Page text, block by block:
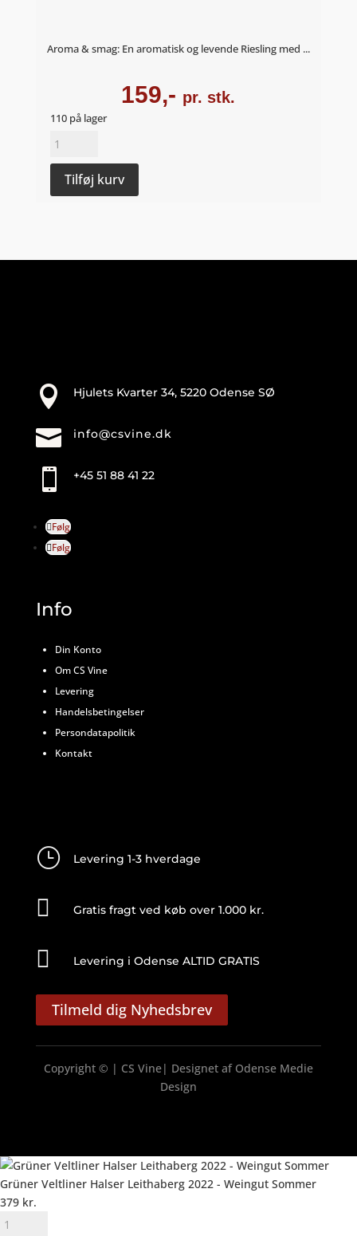
Aroma & smag: En aromatisk og levende Riesling med ...
159,- pr. stk.
110 på lager
Riesling
2023
-
Tilføj kurv
 Hjulets Kvarter 34, 5220 Odense SØ
 info@csvine.dk
 +45 51 88 41 22
Følg
Følg
Info
Din Konto
Om CS Vine
Levering
Handelsbetingelser
Persondatapolitik
Kontakt
} Levering 1-3 hverdage
 Gratis fragt ved køb over 1.000 kr.
 Levering i Odense ALTID GRATIS
Tilmeld dig Nyhedsbrev
Copyright © | CS Vine| Designet af Odense Medie
Design
Grüner Veltliner Halser Leithaberg 2022 - Weingut Sommer
379 kr.
Grüner